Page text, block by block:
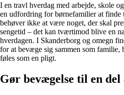
I en travl hverdag med arbejde, skole
en udfordring for børnefamilier at
behøver ikke at være noget, der skal
sengetid – det kan tværtimod blive en
hverdagen. I Skanderborg og omegn
for at bevæge sig sammen som familie,
føles som en pligt.
Gør bevægelse til en del